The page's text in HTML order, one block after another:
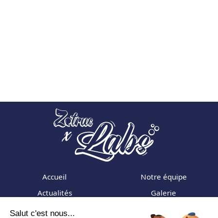
Accueil
Actualités
Formations
Notre équipe
Galerie